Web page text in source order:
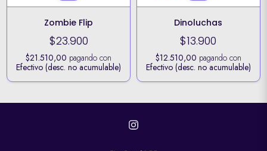
Zombie Flip
$23.900
$21.510,00 pagando con
Efectivo (desc. no acumulable)
Dinoluchas
$13.900
$12.510,00 pagando con
Efectivo (desc. no acumulable)